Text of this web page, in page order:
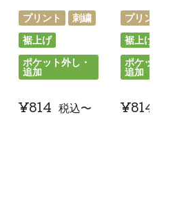
プリント
刺繍
裾上げ
ポケット外し・
追加
¥814 税込〜
プリント
裾上げ
ポケット外し
追加
¥814